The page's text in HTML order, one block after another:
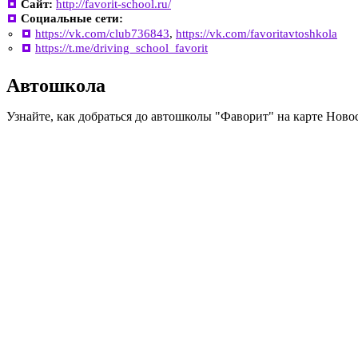
Сайт: http://favorit-school.ru/
Социальные сети:
https://vk.com/club736843, https://vk.com/favoritavtoshkola
https://t.me/driving_school_favorit
Автошкола
Узнайте, как добраться до автошколы "Фаворит" на карте